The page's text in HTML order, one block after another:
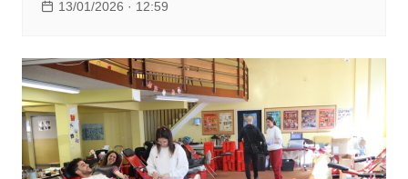
13/01/2026 · 12:59